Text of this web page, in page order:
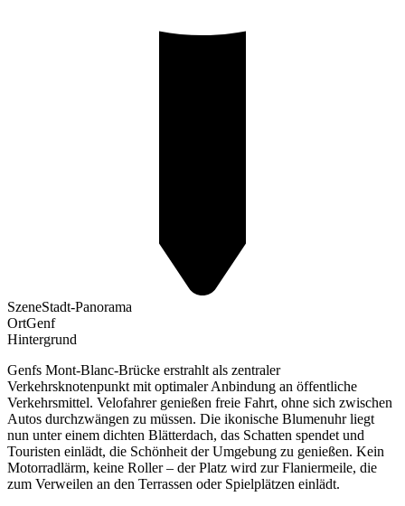
SzeneStadt-Panorama
OrtGenf
Hintergrund
Genfs Mont-Blanc-Brücke erstrahlt als zentraler
Verkehrsknotenpunkt mit optimaler Anbindung an öffentliche
Verkehrsmittel. Velofahrer genießen freie Fahrt, ohne sich zwischen
Autos durchzwängen zu müssen. Die ikonische Blumenuhr liegt
nun unter einem dichten Blätterdach, das Schatten spendet und
Touristen einlädt, die Schönheit der Umgebung zu genießen. Kein
Motorradlärm, keine Roller – der Platz wird zur Flaniermeile, die
zum Verweilen an den Terrassen oder Spielplätzen einlädt.